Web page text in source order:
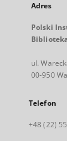
Adres
Polski
ul.
00-950
Telefon
+48 (22)